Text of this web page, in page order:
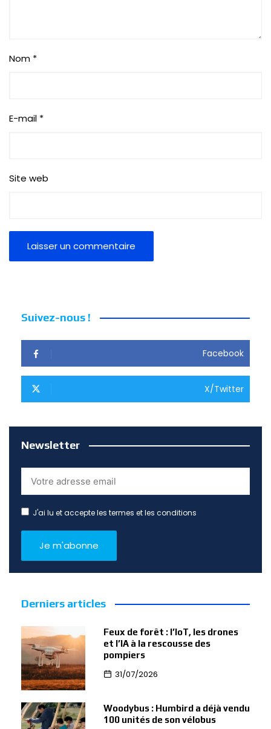
Nom *
E-mail *
Site web
Suivez-nous !
Facebook
X/Twitter
Newsletter
J'ai lu et accepte les termes et les conditions
Derniers articles
Feux de forêt : l’IoT, les drones
et l’IA à la rescousse des
pompiers
31/07/2026
Woodybus : Humbird a déjà vendu
100 unités de son vélobus